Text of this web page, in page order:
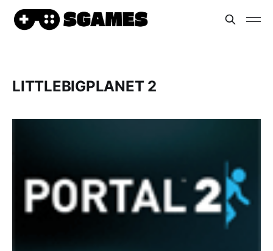
LITTLEBIGPLANET 2